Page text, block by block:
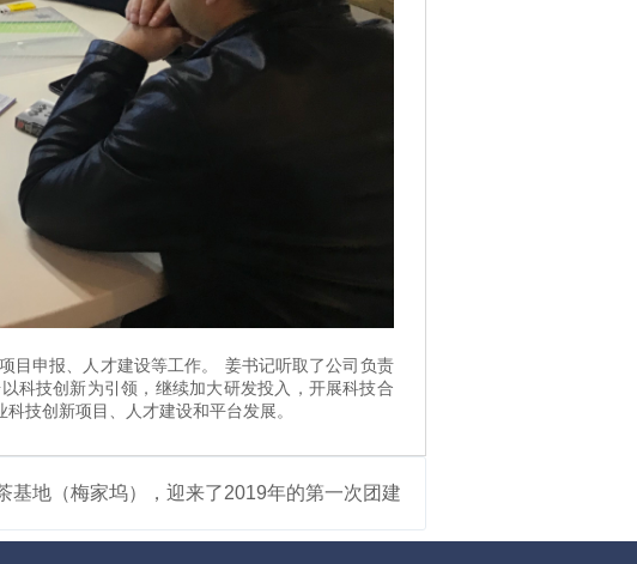
目申报、人才建设等工作。 姜书记听取了公司负责
科技创新为引领，继续加大研发投入，开展科技合
技创新项目、人才建设和平台发展。
基地（梅家坞），迎来了2019年的第一次团建